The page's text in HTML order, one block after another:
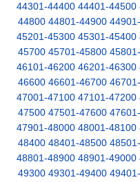
44301-44400 44401-44500
44800 44801-44900
45201-45300 45301-45400
45700 45701-45800
46101-46200 46201-46300
46600 46601-46700
47001-47100 47101-47200
47500 47501-47600
47901-48000 48001-48100
48400 48401-48500
48801-48900 48901-49000
49300 49301-49400